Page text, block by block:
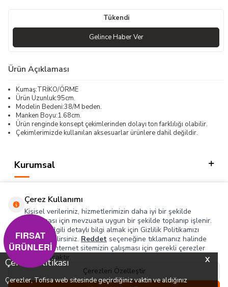
X
Çerez Politikası
Çerezler, Tofisa web sitesinde geçirdiğiniz vaktin ve aldığınız
0
Tükendi
Gelince Haber Ver
Ürün Açıklaması
Kumaş:TRİKO/ÖRME
Ürün Uzunluk:95cm.
Modelin Bedeni:38/M beden.
Manken Boyu:1.68cm.
Ürün renginde konsept çekimlerinden dolayı ton farklılığı olabilir.
Çekimlerimizde kullanılan aksesuarlar ürünlere dahil değildir.
Kurumsal
Hızlı Erişim
Sosyal
Adres & İletişim
Çerez Kullanımı
Kişisel verileriniz, hizmetlerimizin daha iyi bir şekilde
sunulması için mevzuata uygun bir şekilde toplanıp işlenir.
Konuyla ilgili detaylı bilgi almak için Gizlilik Politikamızı
inceleyebilirsiniz. Reddet seçeneğine tıklamanız halinde
yalnızca internet sitemizin çalışması için gerekli çerezler
kullanılacaktır.
Çerezleri Özelleştir
FIRSAT
ÜRÜNLERİ